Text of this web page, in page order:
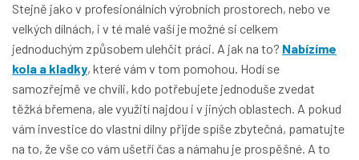
Stejně jako v profesionálních výrobních prostorech, nebo ve
velkých dílnách, i v té malé vaší je možné si celkem
jednoduchým způsobem ulehčit práci. A jak na to? Nabízíme
kola a kladky, které vám v tom pomohou. Hodí se
samozřejmě ve chvíli, kdo potřebujete jednoduše zvedat
těžká břemena, ale využití najdou i v jiných oblastech. A pokud
vám investice do vlastní dílny přijde spíše zbytečná, pamatujte
na to, že vše co vám ušetří čas a námahu je prospěšné. A to